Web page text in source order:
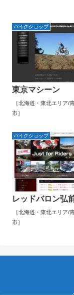
バイクショップ
東京マシーン
［北海道・東北エリア/
市］
バイクショップ
レッドバロン弘
［北海道・東北エリア/
市］